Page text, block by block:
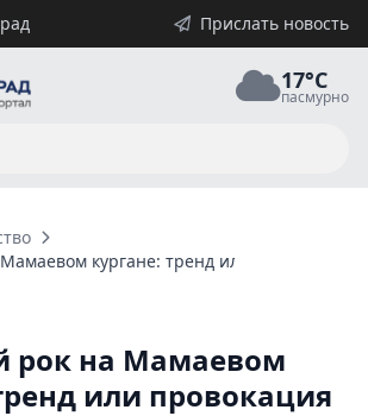
Прислать новость
17°C
пасмурно
кургане: тренд или провокация
рок на Мамаевом
или провокация